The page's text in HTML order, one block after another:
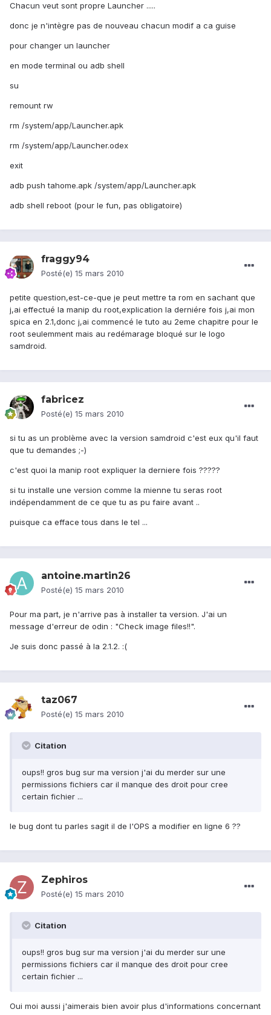
Chacun veut sont propre Launcher .....
donc je n'intègre pas de nouveau chacun modif a ca guise
pour changer un launcher
en mode terminal ou adb shell
su
remount rw
rm /system/app/Launcher.apk
rm /system/app/Launcher.odex
exit
adb push tahome.apk /system/app/Launcher.apk
adb shell reboot (pour le fun, pas obligatoire)
fraggy94
Posté(e) 15 mars 2010
petite question,est-ce-que je peut mettre ta rom en sachant que
j,ai effectué la manip du root,explication la derniére fois j,ai mon
spica en 2.1,donc j,ai commencé le tuto au 2eme chapitre pour le
root seulemment mais au redémarage bloqué sur le logo
samdroid.
fabricez
Posté(e) 15 mars 2010
si tu as un problème avec la version samdroid c'est eux qu'il faut
que tu demandes ;-)
c'est quoi la manip root expliquer la derniere fois ?????
si tu installe une version comme la mienne tu seras root
indépendamment de ce que tu as pu faire avant ..
puisque ca efface tous dans le tel ...
antoine.martin26
Posté(e) 15 mars 2010
Pour ma part, je n'arrive pas à installer ta version. J'ai un
message d'erreur de odin : "Check image files!!".
Je suis donc passé à la 2.1.2. :(
taz067
Posté(e) 15 mars 2010
Citation
oups!! gros bug sur ma version j'ai du merder sur une
permissions fichiers car il manque des droit pour cree
certain fichier ...
le bug dont tu parles sagit il de l'OPS a modifier en ligne 6 ??
Zephiros
Posté(e) 15 mars 2010
Citation
oups!! gros bug sur ma version j'ai du merder sur une
permissions fichiers car il manque des droit pour cree
certain fichier ...
Oui moi aussi j'aimerais bien avoir plus d'informations concernant